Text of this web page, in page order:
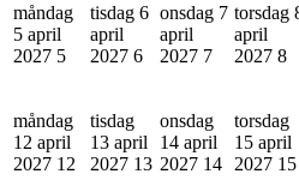
måndag
5 april
2027 5
tisdag 6
april
2027 6
onsdag 7
april
2027 7
torsdag
april
2027 8
måndag
12 april
2027 12
tisdag
13 april
2027 13
onsdag
14 april
2027 14
torsdag
15 april
2027 15